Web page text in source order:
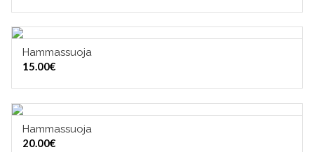
Hammassuoja
15.00€
Hammassuoja
20.00€